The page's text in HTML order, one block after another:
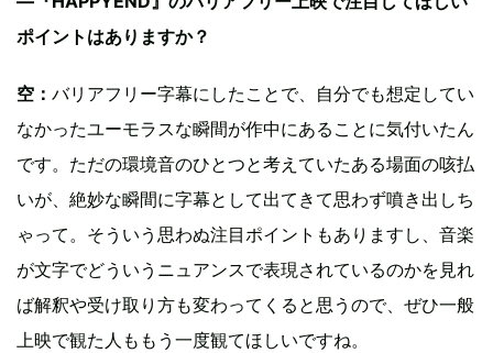
ポイントはありますか？
空： バリアフリー字幕にしたことで、自分でも想定してい
なかったユーモラスな瞬間が作中にあることに気付いたん
です。ただの環境音のひとつと考えていたある場面の咳払
いが、絶妙な瞬間に字幕として出てきて思わず噴き出しち
ゃって。そういう思わぬ注目ポイントもありますし、音楽
が文字でどういうニュアンスで表現されているのかを見れ
ば解釈や受け取り方も変わってくると思うので、ぜひ一般
上映で観た人ももう一度観てほしいですね。